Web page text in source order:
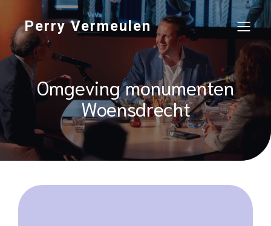
Perry Vermeulen
Omgeving monumenten
Woensdrecht